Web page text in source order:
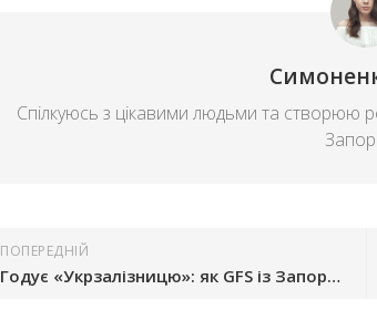
Спілкуюсь з цікавими людьми та створюю
ПОПЕРЕДНІЙ
Годує «Укрзалізницю»: як GFS із Запоріжжя постачає їжу по всій країні